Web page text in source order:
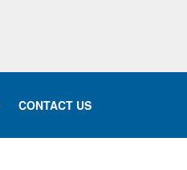
CONTACT US